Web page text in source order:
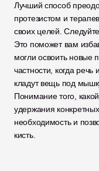
Лучший способ
протезистом и
своих целей.
Это поможет вам
могли освоить новые
частности, когда
кладут вещь под
Понимание того,
удержания
необходимость и
кисть.